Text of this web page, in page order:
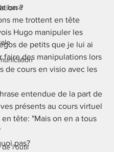
base
de l'outil
?
me trottent en tête
Hugo manipuler les
de petits que je lui ai
faire des manipulations lors
de cours en visio avec les
entendue de la part de
présents au cours virtuel
tête: "Mais on en a tous
pas?